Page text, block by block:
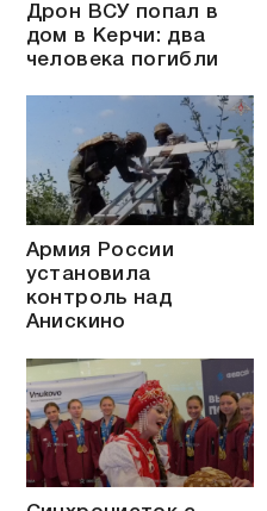
Дрон ВСУ попал в
дом в Керчи: два
человека погибли
Армия России
установила
контроль над
Анискино